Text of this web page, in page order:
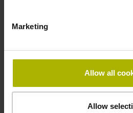
Marketing
Allow all
Allow
ンされたTCP経路上で、機械
ながら工具経路を早送りや巻き
ラムの検証が容易になり、高速